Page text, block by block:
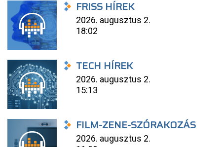
FRISS HÍREK
2026. augusztus 2.
18:02
TECH HÍREK
2026. augusztus 2.
15:13
FILM-ZENE-SZÓRAKOZÁS
2026. augusztus 2.